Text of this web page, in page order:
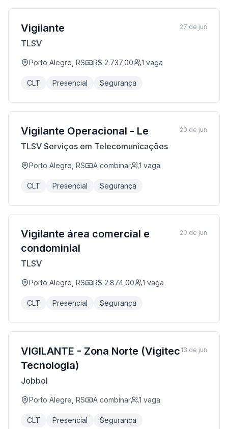
Vigilante
TLSV
Porto Alegre, RS R$ 2.737,00 1 vaga
CLT Presencial Segurança
27 de jun
Vigilante Operacional - Le
TLSV Serviços em Telecomunicações
Porto Alegre, RS A combinar 1 vaga
CLT Presencial Segurança
20 de jun
Vigilante área comercial e
condominial
TLSV
Porto Alegre, RS R$ 2.874,00 1 vaga
CLT Presencial Segurança
20 de jun
VIGILANTE - Zona Norte (Vigitec
Tecnologia)
Jobbol
Porto Alegre, RS A combinar 1 vaga
CLT Presencial Segurança
13 de jun